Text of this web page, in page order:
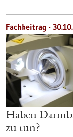
Fachbeitrag -
Haben
zu tun?